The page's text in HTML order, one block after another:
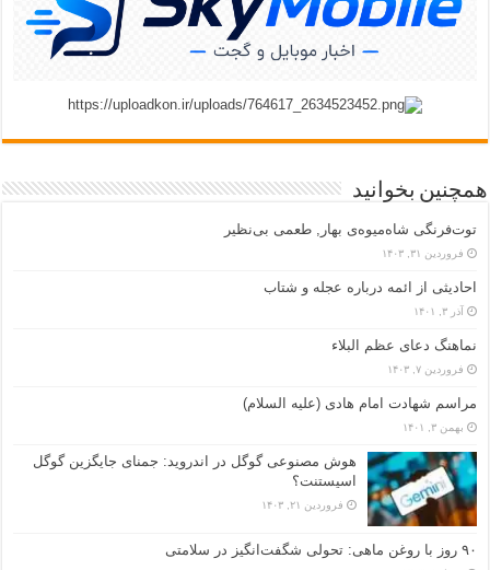
همچنین بخوانید
توت‌فرنگی شاه‌میوه‌ی بهار, طعمی بی‌نظیر
فروردین ۳۱, ۱۴۰۳
احادیثی از ائمه درباره عجله و شتاب
آذر ۳, ۱۴۰۱
نماهنگ دعای عظم البلاء
فروردین ۷, ۱۴۰۳
مراسم شهادت امام هادی (علیه السلام)
بهمن ۳, ۱۴۰۱
هوش مصنوعی گوگل در اندروید: جمنای جایگزین گوگل
اسیستنت؟
فروردین ۲۱, ۱۴۰۳
۹۰ روز با روغن ماهی: تحولی شگفت‌انگیز در سلامتی